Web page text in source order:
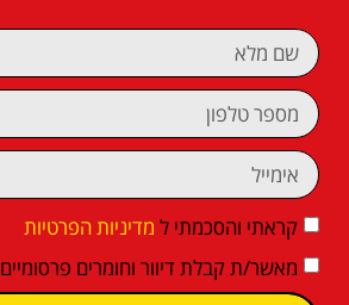
קראתי והסכמתי ל מדיניות הפרטיות
מאשר/ת קבלת דיוור וחומרים פרסומיים